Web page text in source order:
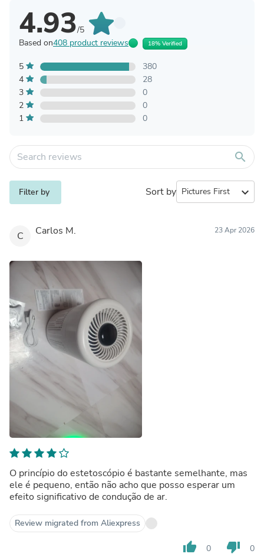
4.93/5
Based on408 product reviews 18% Verified
5
380
4
28
3
0
2
0
1
0
search
Filter by Sort by expand_more
C Carlos M. 23 Apr 2026
O princípio do estetoscópio é bastante semelhante, mas
ele é pequeno, então não acho que posso esperar um
efeito significativo de condução de ar.
Review migrated from Aliexpress
thumb_up 0 thumb_down 0